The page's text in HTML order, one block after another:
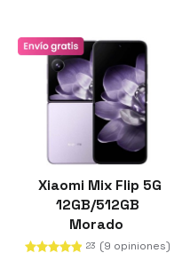
Xiaomi Mix Flip 5G
12GB/512GB
Morado
23 (9 opiniones)